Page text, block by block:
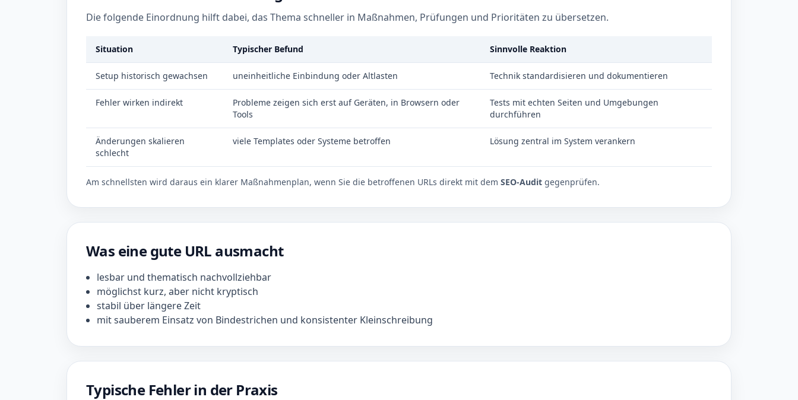
Die folgende Einordnung hilft dabei, das Thema schneller in Maßnahmen, Prüfungen und Prioritäten zu übersetzen.
Situation Typischer Befund Sinnvolle Reaktion
Setup historisch gewachsen uneinheitliche Einbindung oder Altlasten Technik standardisieren und dokumentieren
Fehler wirken indirekt
Probleme zeigen sich erst auf Geräten, in Browsern oder
Tools
Tests mit echten Seiten und Umgebungen
durchführen
Änderungen skalieren
schlecht
viele Templates oder Systeme betroffen Lösung zentral im System verankern
Am schnellsten wird daraus ein klarer Maßnahmenplan, wenn Sie die betroffenen URLs direkt mit dem SEO-Audit gegenprüfen.
Was eine gute URL ausmacht
lesbar und thematisch nachvollziehbar
möglichst kurz, aber nicht kryptisch
stabil über längere Zeit
mit sauberem Einsatz von Bindestrichen und konsistenter Kleinschreibung
Typische Fehler in der Praxis